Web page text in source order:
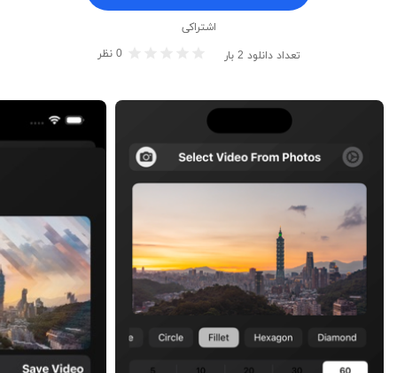
اشتراکی
تعداد دانلود 2 بار 0 نظر